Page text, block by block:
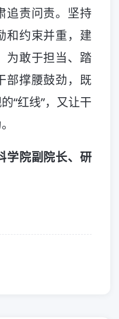
追责问责。坚持
和约束并重，建
为敢于担当、踏
部撑腰鼓劲，既
“红线”，又让干
学院副院长、研